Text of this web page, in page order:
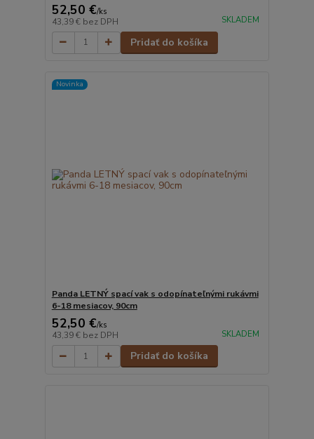
52,50 €/ks
43,39 € bez DPH SKLADEM
Pridať do košíka
Novinka
Panda LETNÝ spací vak s odopínateľnými rukávmi
6-18 mesiacov, 90cm
52,50 €/ks
43,39 € bez DPH SKLADEM
Pridať do košíka